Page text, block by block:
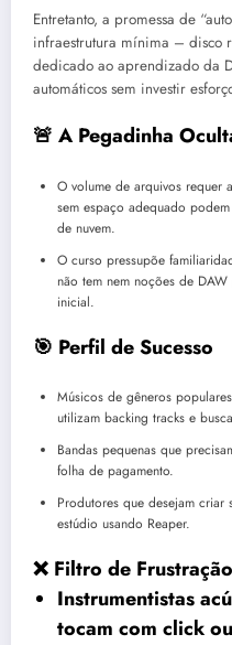
Entretanto, a promessa de
infraestrutura mínima – disco
dedicado ao aprendizado da
automáticos sem investir
🚨 A Pegadinha
O volume de arquivos requer
sem espaço adequado
de nuvem.
O curso pressupõe
não tem nem noções de
inicial.
🎯 Perfil de Sucesso
Músicos de gêneros
utilizam backing tracks e
Bandas pequenas que
folha de pagamento.
Produtores que desejam
estúdio usando Reaper.
❌ Filtro de Frustração
Instrumentistas
tocam com click